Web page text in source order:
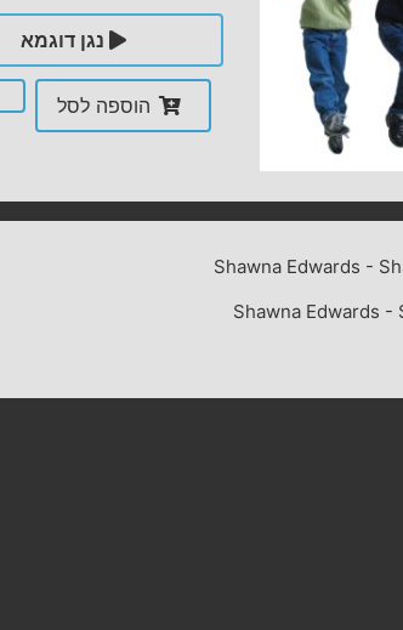
נגן דוגמא
הוספה לסל
Shawna Edwards -
Shawna Edwards -